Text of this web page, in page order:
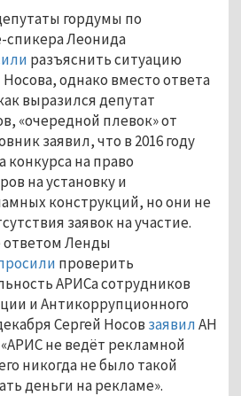
гордумы по
Леонида
разъяснить ситуацию
Носова, однако вместо ответа
выразился депутат
«очередной плевок» от
заявил, что в 2016 году
на право
на установку и
конструкций, но они не
заявок на участие.
ответом Ленды
проверить
АРИСа сотрудников
и Антикоррупционного
Сергей Носов заявилАН
не ведёт рекламной
никогда не было такой
деньги на рекламе».